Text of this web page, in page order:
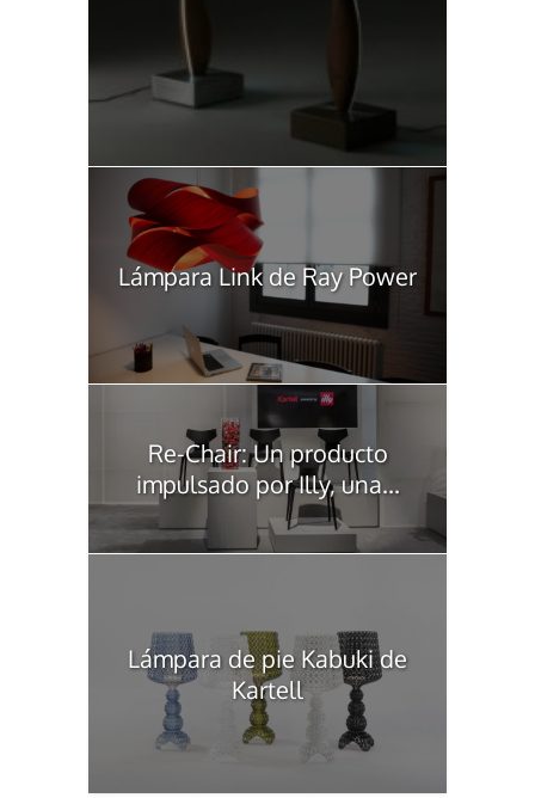
Lámpara Link de Ray Power
Re-Chair: Un producto
impulsado por Illy, una...
Lámpara de pie Kabuki de
Kartell